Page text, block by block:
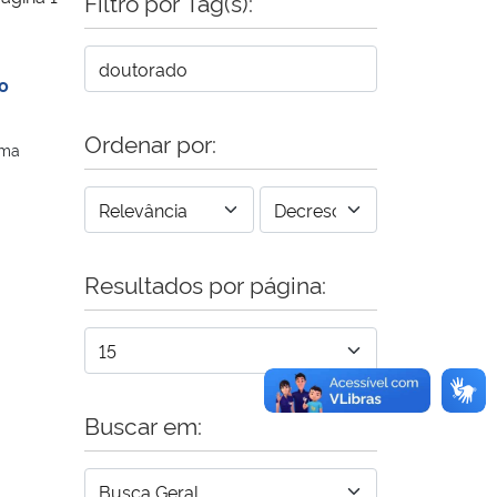
Ordenar por:
Resultados por página:
Buscar em: